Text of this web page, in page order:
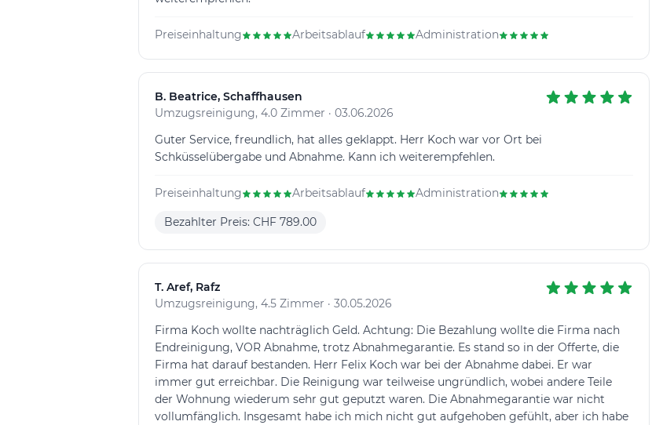
Preiseinhaltung Arbeitsablauf Administration
B. Beatrice, Schaffhausen
Umzugsreinigung, 4.0 Zimmer · 03.06.2026
Guter Service, freundlich, hat alles geklappt. Herr Koch war vor Ort bei
Schküsselübergabe und Abnahme. Kann ich weiterempfehlen.
Preiseinhaltung Arbeitsablauf Administration
Bezahlter Preis: CHF 789.00
T. Aref, Rafz
Umzugsreinigung, 4.5 Zimmer · 30.05.2026
Firma Koch wollte nachträglich Geld. Achtung: Die Bezahlung wollte die Firma nach
Endreinigung, VOR Abnahme, trotz Abnahmegarantie. Es stand so in der Offerte, die
Firma hat darauf bestanden. Herr Felix Koch war bei der Abnahme dabei. Er war
immer gut erreichbar. Die Reinigung war teilweise ungründlich, wobei andere Teile
der Wohnung wiederum sehr gut geputzt waren. Die Abnahmegarantie war nicht
vollumfänglich. Insgesamt habe ich mich nicht gut aufgehoben gefühlt, aber ich habe